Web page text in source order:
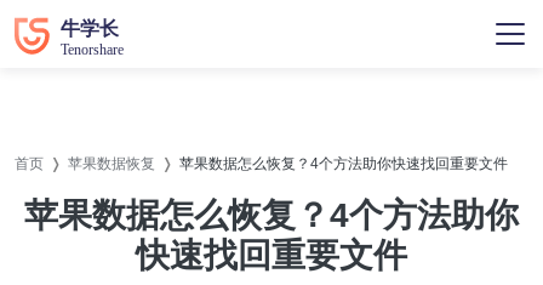
首页 苹果数据恢复 苹果数据怎么恢复？4个方法助你快速找回重要文件
苹果数据怎么恢复？4个方法助你
快速找回重要文件